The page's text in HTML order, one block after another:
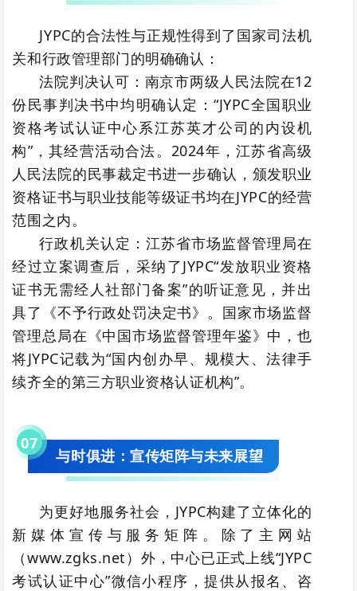
JYPC的合法性与正规性得到了国家司法机
关和行政管理部门的明确确认：
法院判决认可：南京市两级人民法院在12
份民事判决书中均明确认定：“JYPC全国职业
资格考试认证中心系江苏英才公司的内设机
构”，其经营活动合法。2024年，江苏省高级
人民法院的民事裁定书进一步确认，颁发职业
资格证书与职业技能等级证书均在JYPC的经营
范围之内。
行政机关认定：江苏省市场监督管理局在
经过立案调查后，采纳了JYPC“发放职业资格
证书无需经人社部门备案”的听证意见，并出
具了《不予行政处罚决定书》。国家市场监督
管理总局在《中国市场监督管理年鉴》中，也
将JYPC记载为“国内创办早、规模大、法律手
续齐全的第三方职业资格认证机构”。
07
与时俱进：宣传矩阵与未来展望
为更好地服务社会，JYPC构建了立体化的
新媒体宣传与服务矩阵。除了主网站
（www.zgks.net）外，中心已正式上线“JYPC
考试认证中心”微信小程序，提供从报名、咨